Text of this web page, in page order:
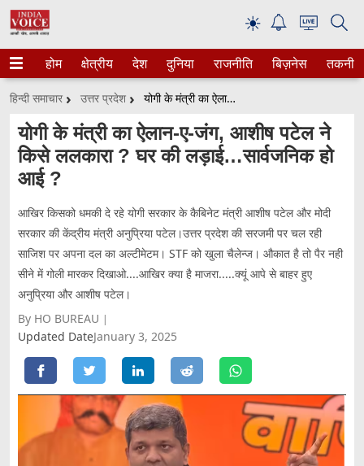
☀
होम क्षेत्रीय देश दुनिया राजनीति बिज़नेस तकनीक
हिन्दी समाचार उत्तर प्रदेश योगी के मंत्री का ऐलान-ए-जंग, आशीष पटेल ने किसे ललकारा ? घर की लड़ाई…सार्वजनिक हो आई ?
योगी के मंत्री का ऐलान-ए-जंग, आशीष पटेल ने
किसे ललकारा ? घर की लड़ाई…सार्वजनिक हो
आई ?
आखिर किसको धमकी दे रहे योगी सरकार के कैबिनेट मंत्री आशीष पटेल और मोदी
सरकार की केंद्रीय मंत्री अनुप्रिया पटेल।उत्तर प्रदेश की सरजमी पर चल रही
साजिश पर अपना दल का अल्टीमेटम। STF को खुला चैलेन्ज। औकात है तो पैर नही
सीने में गोली मारकर दिखाओ....आखिर क्या है माजरा.....क्यूं आपे से बाहर हुए
अनुप्रिया और आशीष पटेल।
By HO BUREAU
Updated DateJanuary 3, 2025